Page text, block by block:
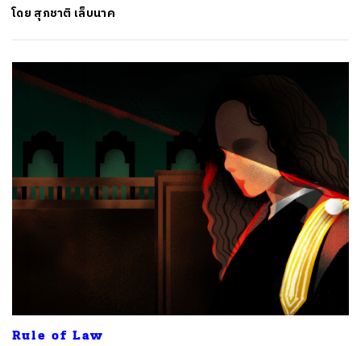
โดย สุภชาติ เล็บนาค
Rule of Law